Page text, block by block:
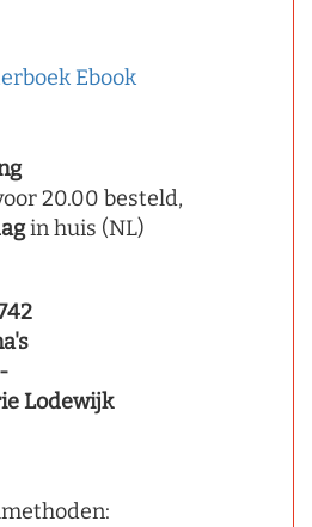
Ebook
20.00 besteld,
in huis (NL)
Lodewijk